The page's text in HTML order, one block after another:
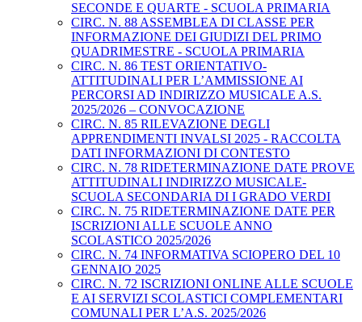
SECONDE E QUARTE - SCUOLA PRIMARIA
CIRC. N. 88 ASSEMBLEA DI CLASSE PER
INFORMAZIONE DEI GIUDIZI DEL PRIMO
QUADRIMESTRE - SCUOLA PRIMARIA
CIRC. N. 86 TEST ORIENTATIVO-
ATTITUDINALI PER L’AMMISSIONE AI
PERCORSI AD INDIRIZZO MUSICALE A.S.
2025/2026 – CONVOCAZIONE
CIRC. N. 85 RILEVAZIONE DEGLI
APPRENDIMENTI INVALSI 2025 - RACCOLTA
DATI INFORMAZIONI DI CONTESTO
CIRC. N. 78 RIDETERMINAZIONE DATE PROVE
ATTITUDINALI INDIRIZZO MUSICALE-
SCUOLA SECONDARIA DI I GRADO VERDI
CIRC. N. 75 RIDETERMINAZIONE DATE PER
ISCRIZIONI ALLE SCUOLE ANNO
SCOLASTICO 2025/2026
CIRC. N. 74 INFORMATIVA SCIOPERO DEL 10
GENNAIO 2025
CIRC. N. 72 ISCRIZIONI ONLINE ALLE SCUOLE
E AI SERVIZI SCOLASTICI COMPLEMENTARI
COMUNALI PER L’A.S. 2025/2026